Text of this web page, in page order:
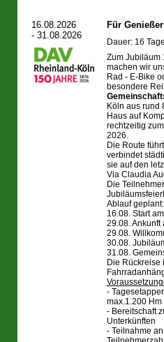
16.08.2026
- 31.08.2026
Für
Dauer: 16
Zum Jubiläum
machen wir
Rad - E-Bike
besondere
Köln aus rund
Haus auf
rechtzeitig
2026.
Die Route
verbindet
sie auf den
Via Claudia
Die
Ablauf geplant:
16.08. Start
29.08. Ankunft
29.08.
30.08.
31.08.
Die Rückreise
-
max.1.200 Hm
- Bereitschaft
Unterkünften
- Teilnahme